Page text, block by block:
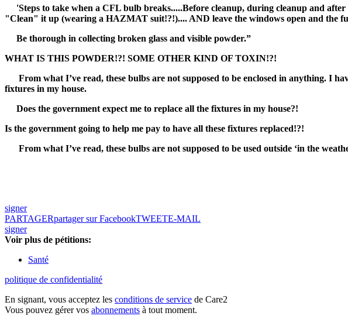
'Steps to take when a CFL bulb breaks.....Before cleanup, during cleanup and after
"Clean" it up (wearing a HAZMAT suit!?!).... AND leave the windows open and the
Be thorough in collecting broken glass and visible powder.”
WHAT IS THIS POWDER!?! SOME OTHER KIND OF TOXIN!?!
From what I’ve read, these bulbs are not supposed to be enclosed in anything. I
fixtures in my house.
Does the government expect me to replace all the fixtures in my house?!
Is the government going to help me pay to have all these fixtures replaced!?!
From what I’ve read, these bulbs are not supposed to be used outside ‘in the
signer
PARTAGERpartager sur FacebookTWEETE-MAIL
signer
Voir plus de pétitions:
Santé
politique de confidentialité
En signant, vous acceptez les conditions de service de Care2
Vous pouvez gérer vos abonnements à tout moment.